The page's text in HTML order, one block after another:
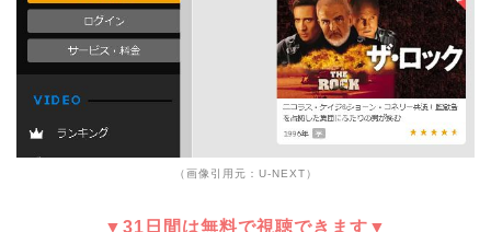
（画像引用元：U-NEXT）
▼31日間は無料で視聴できます▼